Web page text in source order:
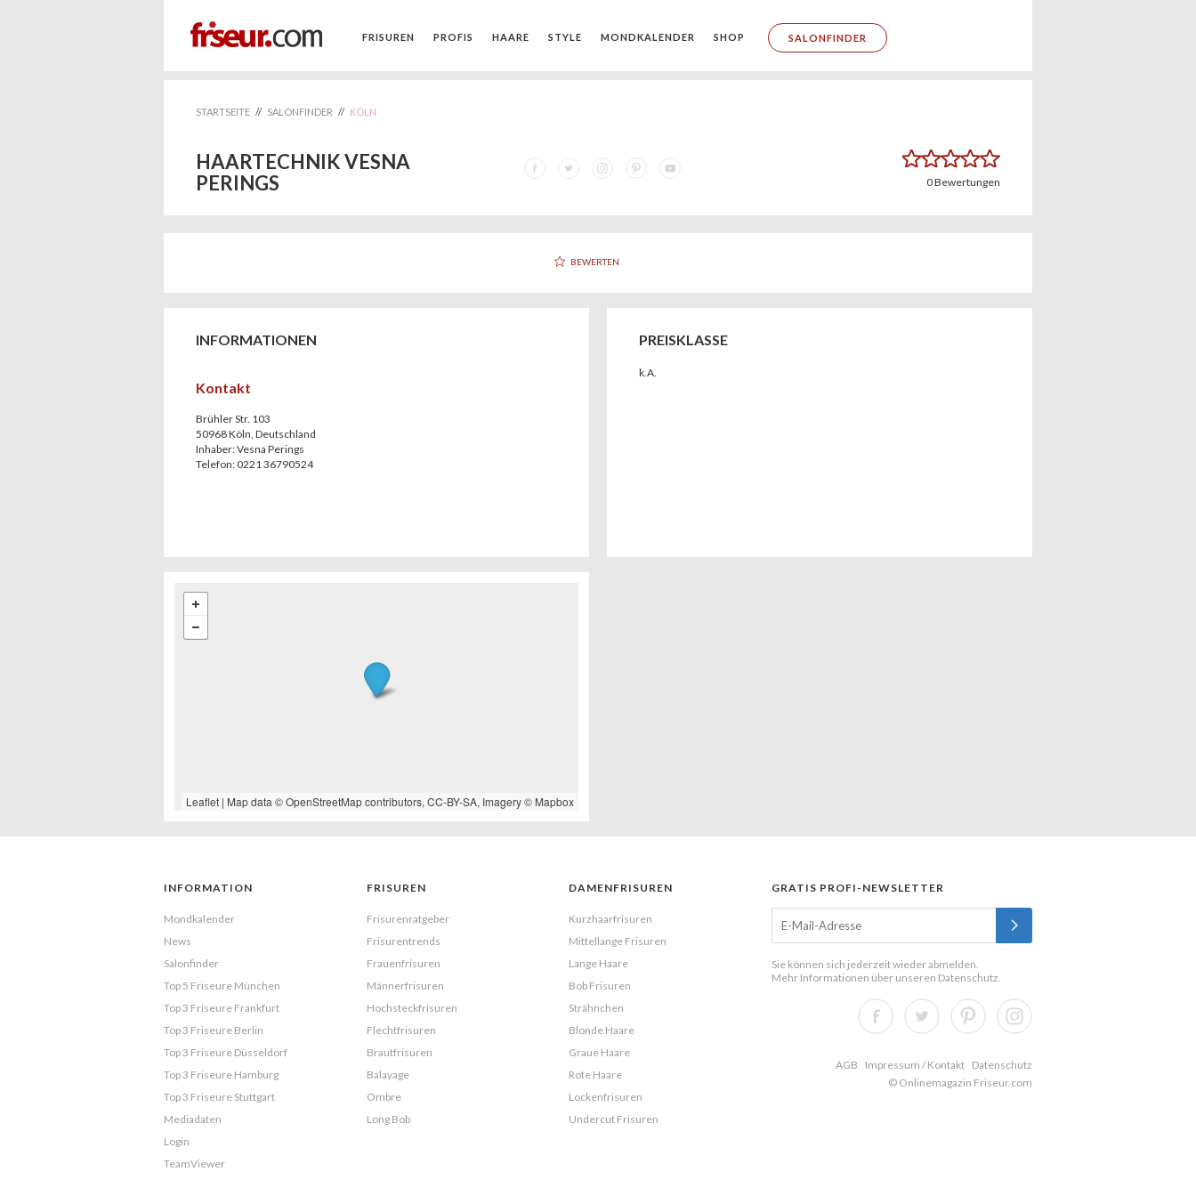
FRISUREN PROFIS HAARE STYLE MONDKALENDER SHOP SALONFINDER
STARTSEITE // SALONFINDER // KÖLN
HAARTECHNIK VESNA
PERINGS
0Bewertungen
BEWERTEN
INFORMATIONEN
Kontakt
Brühler Str. 103
50968Köln, Deutschland
Inhaber:Vesna Perings
Telefon: 0221 36790524
PREISKLASSE
k.A.
Leaflet| Map data ©OpenStreetMapcontributors, CC-BY-SA, Imagery © Mapbox
INFORMATION
Mondkalender
News
Salonfinder
Top 5 Friseure München
Top 3 Friseure Frankfurt
Top 3 Friseure Berlin
Top 3 Friseure Düsseldorf
Top 3 Friseure Hamburg
Top 3 Friseure Stuttgart
Mediadaten
Login
TeamViewer
FRISUREN
Frisurenratgeber
Frisurentrends
Frauenfrisuren
Männerfrisuren
Hochsteckfrisuren
Flechtfrisuren
Brautfrisuren
Balayage
Ombre
Long Bob
DAMENFRISUREN
Kurzhaarfrisuren
Mittellange Frisuren
Lange Haare
Bob Frisuren
Strähnchen
Blonde Haare
Graue Haare
Rote Haare
Lockenfrisuren
Undercut Frisuren
GRATIS PROFI-NEWSLETTER
Sie können sich jederzeit wieder abmelden.
Mehr Informationen über unseren Datenschutz.
AGB Impressum / Kontakt
Datenschutz
© Onlinemagazin Friseur.com